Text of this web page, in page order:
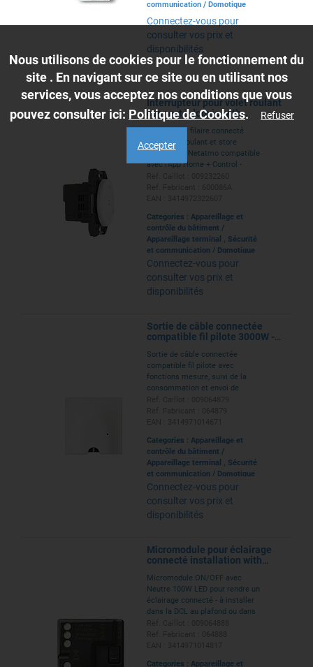
communication / Domotique
Connectez-vous pour
consulter vos prix et
disponibilités
Interrupteur pour volet roulant
connecté dooxie with
Netatmo sans plaque blanc
Interrupteur filaire connecté
pour volet roulant et store
dooxie with Netatmo compatible
avec l'App Home + Control -
Categories : Appareillage et
contrôle du bâtiment /
Appareillage terminal , Sécurité
et communication / Domotique
Connectez-vous pour
consulter vos prix et
disponibilités
Sortie de câble connectée
compatible fil pilote 3000W -
Sortie de câble connectée
compatible fil pilote avec
fonctions mesure, suivi de la
consommation et envoi de
Categories : Appareillage et
contrôle du bâtiment /
Appareillage terminal , Sécurité
et communication / Domotique
Connectez-vous pour
consulter vos prix et
disponibilités
Micromodule pour éclairage
connecté installation with
Micromodule ON/OFF avec
Neutre 100W LED pour rendre un
éclairage connecté - à installer
dans la DCL au plafond ou dans
Categories : Appareillage et
Nous utilisons de cookies pour le fonctionnement du
site . En navigant sur ce site ou en utilisant nos
services, vous acceptez nos conditions que vous
pouvez consulter ici: Politique de Cookies. Refuser
Accepter